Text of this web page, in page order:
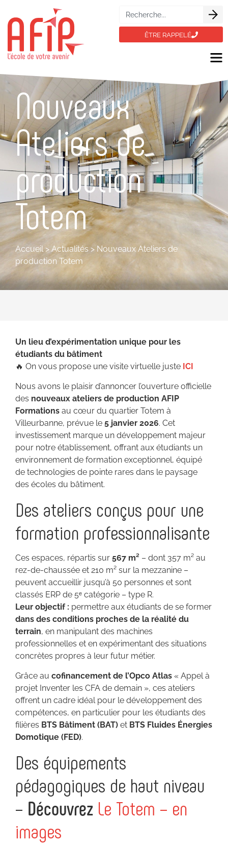
ÊTRE RAPPELÉ
Nouveaux
Ateliers de
production
Totem
Accueil> Actualités> Nouveaux Ateliers de
production Totem
Un lieu d’expérimentation unique pour les
étudiants du bâtiment
🔥 On vous propose une visite virtuelle juste ICI
Nous avons le plaisir d’annoncer l’ouverture officielle
des nouveaux ateliers de production AFIP
Formations au cœur du quartier Totem à
Villeurbanne, prévue le 5 janvier 2026. Cet
investissement marque un développement majeur
pour notre établissement, offrant aux étudiants un
environnement de formation exceptionnel, équipé
de technologies de pointe rares dans le paysage
des écoles du bâtiment.
Des ateliers conçus pour une
formation professionnalisante
Ces espaces, répartis sur 567 m² – dont 357 m² au
rez-de-chaussée et 210 m² sur la mezzanine –
peuvent accueillir jusqu’à 50 personnes et sont
classés ERP de 5ᵉ catégorie – type R.
Leur objectif : permettre aux étudiants de se former
dans des conditions proches de la réalité du
terrain, en manipulant des machines
professionnelles et en expérimentant des situations
concrètes propres à leur futur métier.
Grâce au cofinancement de l’Opco Atlas « Appel à
projet Inventer les CFA de demain », ces ateliers
offrent un cadre idéal pour le développement des
compétences, en particulier pour les étudiants des
filières BTS Bâtiment (BAT) et BTS Fluides Énergies
Domotique (FED).
Des équipements
pédagogiques de haut niveau
– Découvrez Le Totem – en
images